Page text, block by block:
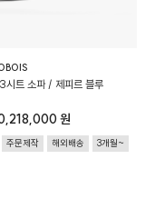
시트 소파 / 제피르 블루
원
주문제작 해외배송 3개월~